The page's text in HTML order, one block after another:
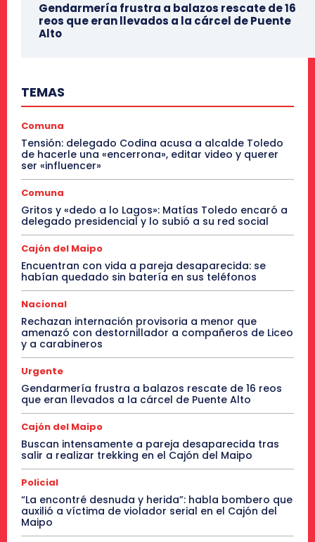
Gendarmería frustra a balazos rescate de 16
reos que eran llevados a la cárcel de Puente
Alto
TEMAS
Comuna
Tensión: delegado Codina acusa a alcalde Toledo
de hacerle una «encerrona», editar video y querer
ser «influencer»
Comuna
Gritos y «dedo a lo Lagos»: Matías Toledo encaró a
delegado presidencial y lo subió a su red social
Cajón del Maipo
Encuentran con vida a pareja desaparecida: se
habían quedado sin batería en sus teléfonos
Nacional
Rechazan internación provisoria a menor que
amenazó con destornillador a compañeros de Liceo
y a carabineros
Urgente
Gendarmería frustra a balazos rescate de 16 reos
que eran llevados a la cárcel de Puente Alto
Cajón del Maipo
Buscan intensamente a pareja desaparecida tras
salir a realizar trekking en el Cajón del Maipo
Policial
“La encontré desnuda y herida”: habla bombero que
auxilió a víctima de violador serial en el Cajón del
Maipo